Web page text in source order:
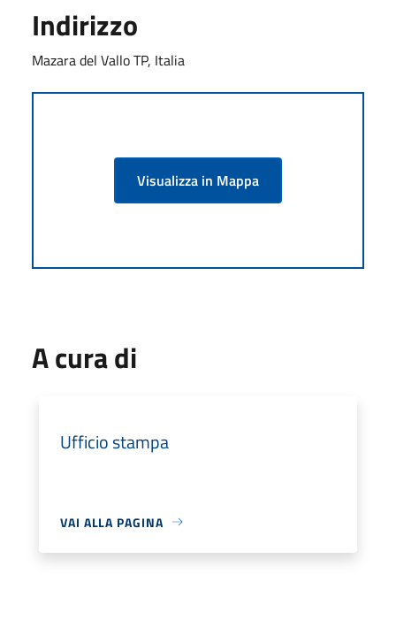
Indirizzo
Mazara del Vallo TP, Italia
Visualizza in Mappa
A cura di
Ufficio stampa
VAI ALLA PAGINA